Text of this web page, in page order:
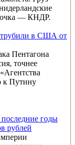
— КНДР.
в США от
Пентагона
точнее
к Путину
годы
рублей